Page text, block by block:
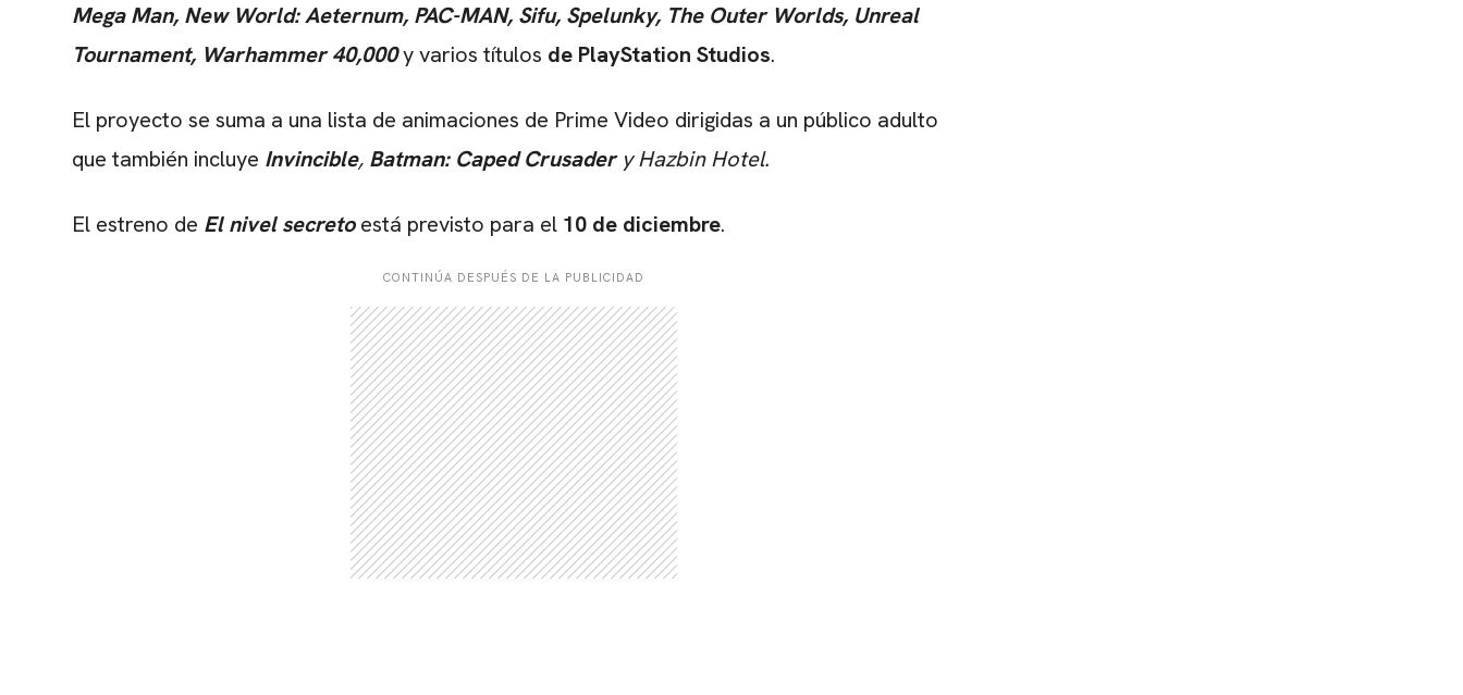
Mega Man, New World: Aeternum, PAC-MAN, Sifu, Spelunky, The Outer Worlds, Unreal
Tournament, Warhammer 40,000y varios títulos de PlayStation Studios.
El proyecto se suma a una lista de animaciones de Prime Video dirigidas a un público adulto
que también incluye Invincible, Batman: Caped Crusadery Hazbin Hotel.
El estreno de El nivel secretoestá previsto para el 10 de diciembre.
CONTINÚA DESPUÉS DE LA PUBLICIDAD